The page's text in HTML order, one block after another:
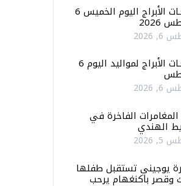
توقعـات الأبراج اليوم الخميس 6
توقعـات الأبراج لمواليد اليوم 6
الفاخرة في
الهندي
يوجيني تستقبل طفلها
وقصر باكنغهام يرحب